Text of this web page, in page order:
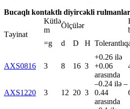
Bucaqlı kontaktlı diyircəkli
Təyinat
Kütlə
m
Ölçülər
=g
d D H Tolerantlıq
AXS0816 3 8 16 3
+0.26 ilə
+0.06
arasında
AXS1220 3 12 20 3
–0.24 ilə –
0.44
arasında